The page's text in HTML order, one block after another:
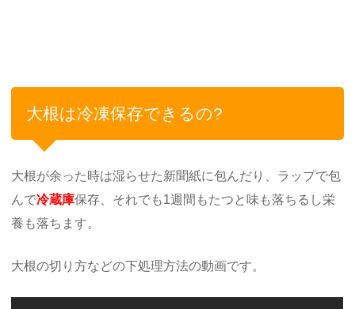
大根は冷凍保存できるの?
大根が余った時は湿らせた新聞紙に包んだり、ラップで包
んで冷蔵庫保存、それでも1週間もたつと味も落ちるし栄
養も落ちます。
大根の切り方などの下処理方法の動画です。